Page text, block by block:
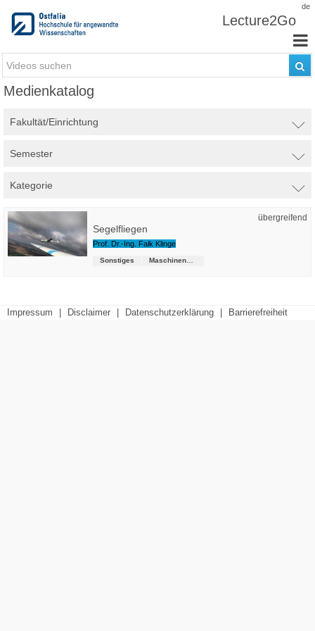
de
Lecture2Go
Medienkatalog
Fakultät/Einrichtung
Semester
Kategorie
übergreifend
Segelfliegen
Prof. Dr.-Ing. Falk Klinge
Sonstiges
Impressum Disclaimer Datenschutzerklärung Barrierefreiheit